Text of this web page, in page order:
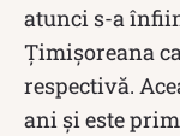
atunci s-a
Țimișoreana
respectivă.
ani și este